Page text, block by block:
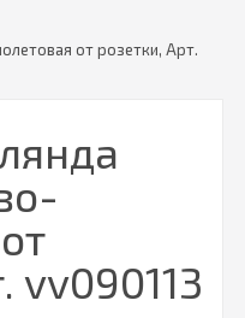
от розетки, Арт.
vv090113